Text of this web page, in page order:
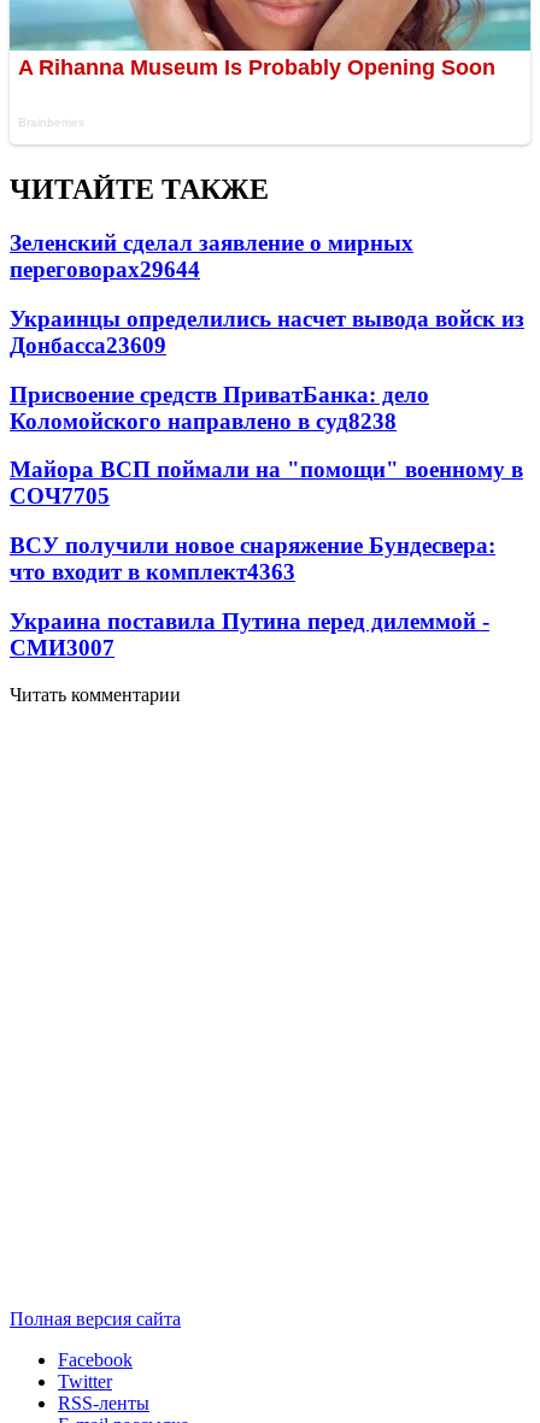
ЧИТАЙТЕ ТАКЖЕ
Зеленский сделал заявление о мирных
переговорах29644
Украинцы определились насчет вывода войск из
Донбасса23609
Присвоение средств ПриватБанка: дело
Коломойского направлено в суд8238
Майора ВСП поймали на "помощи" военному в
СОЧ7705
ВСУ получили новое снаряжение Бундесвера:
что входит в комплект4363
Украина поставила Путина перед дилеммой -
СМИ3007
Читать комментарии
Полная версия сайта
Facebook
Twitter
RSS-ленты